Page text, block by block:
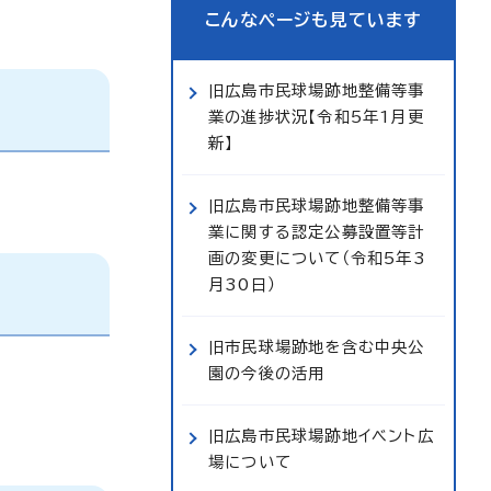
こんなページも見ています
旧広島市民球場跡地整備等事
業の進捗状況【令和5年1月更
新】
旧広島市民球場跡地整備等事
業に関する認定公募設置等計
画の変更について（令和5年3
月30日）
旧市民球場跡地を含む中央公
園の今後の活用
旧広島市民球場跡地イベント広
場について